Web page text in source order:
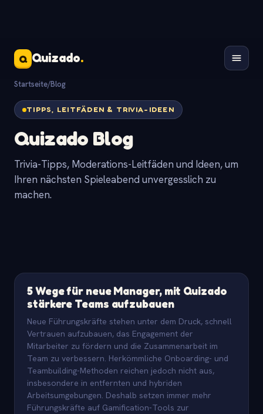
Q Quizado.
Startseite/Blog
TIPPS, LEITFÄDEN & TRIVIA-IDEEN
Quizado Blog
Trivia-Tipps, Moderations-Leitfäden und Ideen, um
Ihren nächsten Spieleabend unvergesslich zu
machen.
5 Wege für neue Manager, mit Quizado
stärkere Teams aufzubauen
Neue Führungskräfte stehen unter dem Druck, schnell
Vertrauen aufzubauen, das Engagement der
Mitarbeiter zu fördern und die Zusammenarbeit im
Team zu verbessern. Herkömmliche Onboarding- und
Teambuilding-Methoden reichen jedoch nicht aus,
insbesondere in entfernten und hybriden
Arbeitsumgebungen. Deshalb setzen immer mehr
Führungskräfte auf Gamification-Tools zur